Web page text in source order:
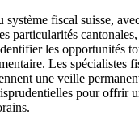
fiscal suisse,
particularités
les opportunités
Les spécialistes
une veille
pour offrir